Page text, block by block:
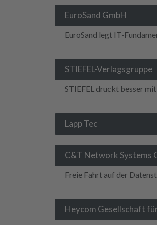
EuroSand GmbH
EuroSand legt IT-
STIEFEL-Verlagsgruppe
STIEFEL druckt besser
Lapp Tec
C&T Network Systems
Freie Fahrt auf der
Heycom Gesellschaft